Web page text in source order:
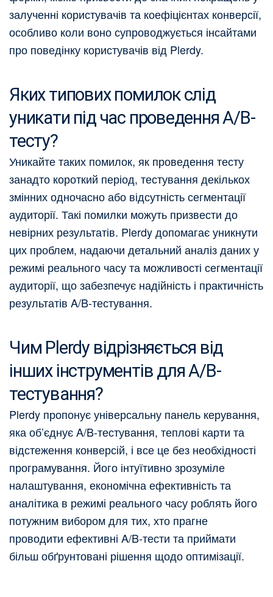
залученні користувачів та коефіцієнтах конверсії,
особливо коли воно супроводжується інсайтами
про поведінку користувачів від Plerdy.
Яких типових помилок слід
уникати під час проведення A/B-
тесту?
Уникайте таких помилок, як проведення тесту
занадто короткий період, тестування декількох
змінних одночасно або відсутність сегментації
аудиторії. Такі помилки можуть призвести до
невірних результатів. Plerdy допомагає уникнути
цих проблем, надаючи детальний аналіз даних у
режимі реального часу та можливості сегментації
аудиторії, що забезпечує надійність і практичність
результатів A/B-тестування.
Чим Plerdy відрізняється від
інших інструментів для A/B-
тестування?
Plerdy пропонує універсальну панель керування,
яка об’єднує A/B-тестування, теплові карти та
відстеження конверсій, і все це без необхідності
програмування. Його інтуїтивно зрозуміле
налаштування, економічна ефективність та
аналітика в режимі реального часу роблять його
потужним вибором для тих, хто прагне
проводити ефективні A/B-тести та приймати
більш обґрунтовані рішення щодо оптимізації.